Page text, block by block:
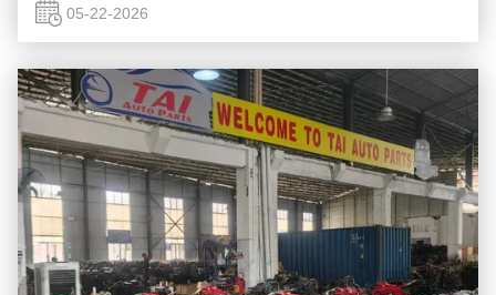
riparazione auto e gli acquirenti ...
05-22-2026